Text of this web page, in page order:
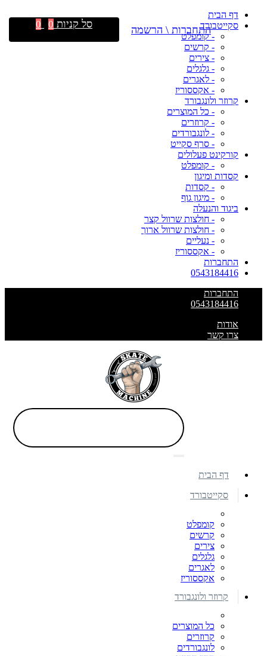
דף הבית
סקייטבורד
- קומפלט
- קרשים
- צירים
- גלגלים
- לאגרים
- אקססוריז
קרוזר ולונגבורד
- כל המוצרים
- קרוזרים
- לונגבורדים
- סרף סקייט
קורקינט פעלולים
- קומפלט
קסדות ומיגון
- קסדות
- מיגון גוף
ביגוד והנעלה
- חולצות שרוול קצר
- חולצות שרוול ארוך
- נעליים
- אקססוריז
התחברות
0543184416
התחברות
0543184416
אודות
צרו קשר
התחברות \ הרשמה סל קניות 0
0
דף הבית
סקייטבורד
קומפלט
קרשים
צירים
גלגלים
לאגרים
אקססוריז
קרוזר ולונגבורד
כל המוצרים
קרוזרים
לונגבורדים